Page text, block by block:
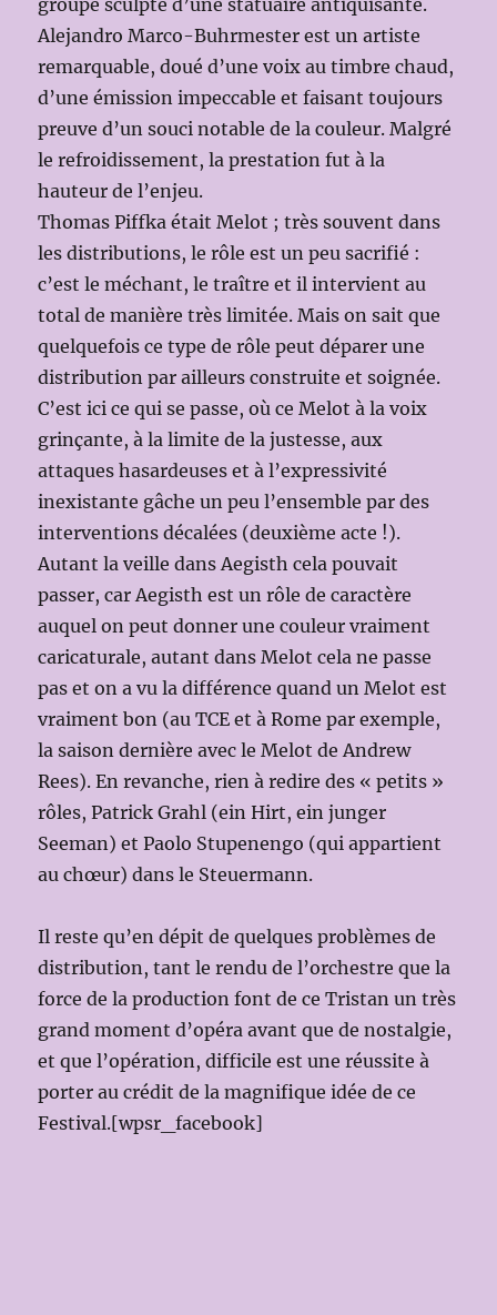
Alejandro Marco-Buhrmester est un artiste
remarquable, doué d’une voix au timbre chaud,
d’une émission impeccable et faisant toujours
preuve d’un souci notable de la couleur. Malgré
le refroidissement, la prestation fut à la
hauteur de l’enjeu.
Thomas Piffka était Melot ; très souvent dans
les distributions, le rôle est un peu sacrifié :
c’est le méchant, le traître et il intervient au
total de manière très limitée. Mais on sait que
quelquefois ce type de rôle peut déparer une
distribution par ailleurs construite et soignée.
C’est ici ce qui se passe, où ce Melot à la voix
grinçante, à la limite de la justesse, aux
attaques hasardeuses et à l’expressivité
inexistante gâche un peu l’ensemble par des
interventions décalées (deuxième acte !).
Autant la veille dans Aegisth cela pouvait
passer, car Aegisth est un rôle de caractère
auquel on peut donner une couleur vraiment
caricaturale, autant dans Melot cela ne passe
pas et on a vu la différence quand un Melot est
vraiment bon (au TCE et à Rome par exemple,
la saison dernière avec le Melot de Andrew
Rees). En revanche, rien à redire des « petits »
rôles, Patrick Grahl (ein Hirt, ein junger
Seeman) et Paolo Stupenengo (qui appartient
au chœur) dans le Steuermann.
Il reste qu’en dépit de quelques problèmes de
distribution, tant le rendu de l’orchestre que la
force de la production font de ce Tristan un très
grand moment d’opéra avant que de nostalgie,
et que l’opération, difficile est une réussite à
porter au crédit de la magnifique idée de ce
Festival.[wpsr_facebook]